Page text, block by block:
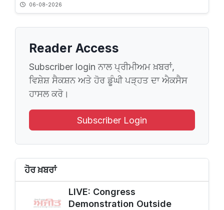
06-08-2026
Reader Access
Subscriber login ਨਾਲ ਪ੍ਰੀਮੀਅਮ ਖ਼ਬਰਾਂ,
ਵਿਸ਼ੇਸ਼ ਸੈਕਸ਼ਨ ਅਤੇ ਹੋਰ ਡੂੰਘੀ ਪੜ੍ਹਤ ਦਾ ਐਕਸੈਸ
ਹਾਸਲ ਕਰੋ।
Subscriber Login
ਹੋਰ ਖ਼ਬਰਾਂ
LIVE: Congress
Demonstration Outside